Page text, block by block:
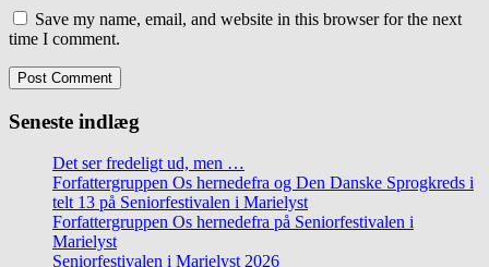
Save my name, email, and website in this browser for the next
time I comment.
Seneste indlæg
Det ser fredeligt ud, men …
Forfattergruppen Os hernedefra og Den Danske Sprogkreds i
telt 13 på Seniorfestivalen i Marielyst
Forfattergruppen Os hernedefra på Seniorfestivalen i
Marielyst
Seniorfestivalen i Marielyst 2026